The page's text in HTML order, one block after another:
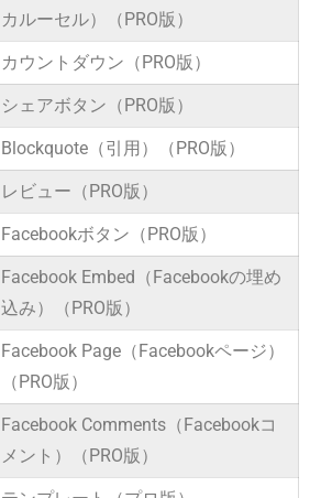
カルーセル）（PRO版）
カウントダウン（PRO版）
シェアボタン（PRO版）
Blockquote（引用）（PRO版）
レビュー（PRO版）
Facebookボタン（PRO版）
Facebook Embed（Facebookの埋め
込み）（PRO版）
Facebook Page（Facebookページ）
（PRO版）
Facebook Comments（Facebookコ
メント）（PRO版）